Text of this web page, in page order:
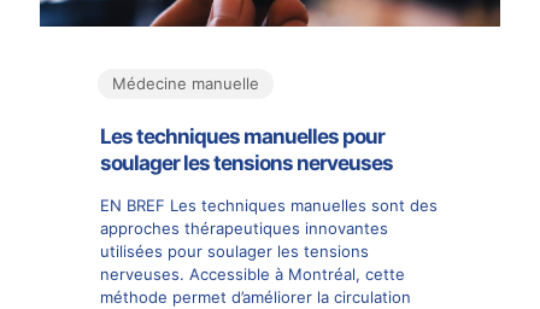
Médecine manuelle
Les techniques manuelles pour
soulager les tensions nerveuses
EN BREF Les techniques manuelles sont des
approches thérapeutiques innovantes
utilisées pour soulager les tensions
nerveuses. Accessible à Montréal, cette
méthode permet d’améliorer la circulation